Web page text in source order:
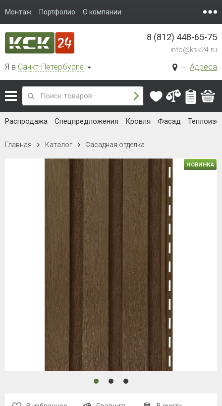
Монтаж Портфолио О компании
Я в Санкт-Петербурге Адреса
8 (812) 448-65-75
info@ksk24.ru
Распродажа Спецпредложения Кровля Фасад
Главная Каталог Фасадная отделка
НОВИНКА